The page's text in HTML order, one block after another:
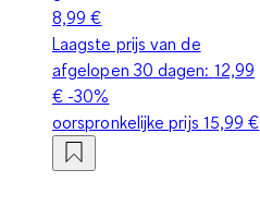
8,99 €
Laagste prijs van de
afgelopen 30 dagen: 12,99
€ -30%
oorspronkelijke prijs 15,99 €